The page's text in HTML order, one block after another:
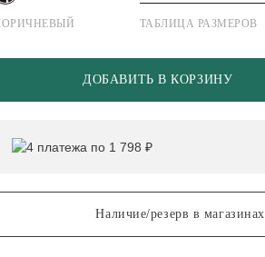
ТАБЛИЦА РАЗМЕРОВ
ДОБАВИТЬ В КОРЗИНУ
4 платежа по 1 798 ₽
Наличие/резерв в магазинах